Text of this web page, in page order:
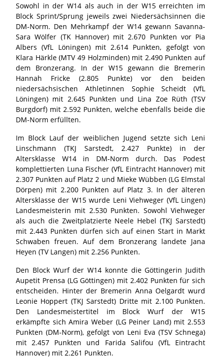
Sowohl in der W14 als auch in der W15 erreichten im
Block Sprint/Sprung jeweils zwei Niedersächsinnen die
DM-Norm. Den Mehrkampf der W14 gewann Savanna-
Sara Wölfer (TK Hannover) mit 2.670 Punkten vor Pia
Albers (VfL Löningen) mit 2.614 Punkten, gefolgt von
Klara Härkle (MTV 49 Holzminden) mit 2.490 Punkten auf
dem Bronzerang. In der W15 gewann die Bremerin
Hannah Fricke (2.805 Punkte) vor den beiden
niedersächsischen Athletinnen Sophie Scheidt (VfL
Löningen) mit 2.645 Punkten und Lina Zoe Rüth (TSV
Burgdorf) mit 2.592 Punkten, welche ebenfalls beide die
DM-Norm erfüllten.
Im Block Lauf der weiblichen Jugend setzte sich Leni
Linschmann (TKJ Sarstedt, 2.427 Punkte) in der
Altersklasse W14 in DM-Norm durch. Das Podest
komplettierten Luna Fischer (VfL Eintracht Hannover) mit
2.307 Punkten auf Platz 2 und Mieke Wübben (LG Elmstal
Dörpen) mit 2.200 Punkten auf Platz 3. In der älteren
Altersklasse der W15 wurde Leni Viehweger (VfL Lingen)
Landesmeisterin mit 2.530 Punkten. Sowohl Viehweger
als auch die Zweitplatzierte Neele Hebel (TKJ Sarstedt)
mit 2.443 Punkten dürfen sich auf einen Start in Markt
Schwaben freuen. Auf dem Bronzerang landete Jana
Heyen (TV Langen) mit 2.256 Punkten.
Den Block Wurf der W14 konnte die Göttingerin Judith
Aupetit Prensa (LG Göttingen) mit 2.402 Punkten für sich
entscheiden. Hinter der Bremerin Anna Oelgardt wurd
Leonie Hoppert (TKJ Sarstedt) Dritte mit 2.100 Punkten.
Den Landesmeistertitel im Block Wurf der W15
erkämpfte sich Amira Weber (LG Peiner Land) mit 2.553
Punkten (DM-Norm), gefolgt von Leni Eva (TSV Schnega)
mit 2.457 Punkten und Farida Salifou (VfL Eintracht
Hannover) mit 2.261 Punkten.